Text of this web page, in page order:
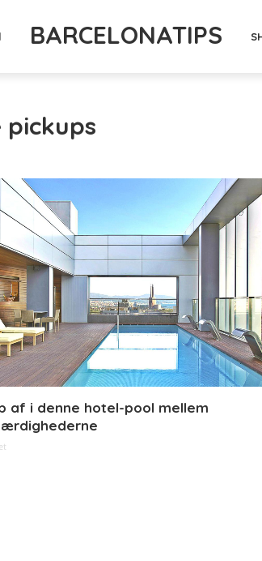
BARCELONATIPS
pickups
af i denne hotel-pool mellem